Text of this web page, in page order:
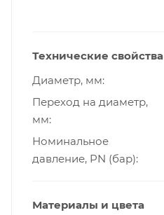
Технические свойства
Диаметр, мм
Переход на диаметр,
мм
Номинальное
давление, PN (бар)
Материалы и цвета